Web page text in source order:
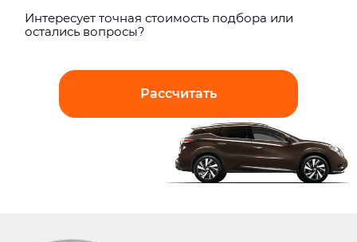
Интерeсует точная стоимость подбора или
остались вопросы?
Рассчитать